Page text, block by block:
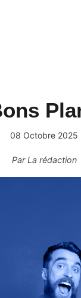
08 Octobre 2025
ParLa rédaction